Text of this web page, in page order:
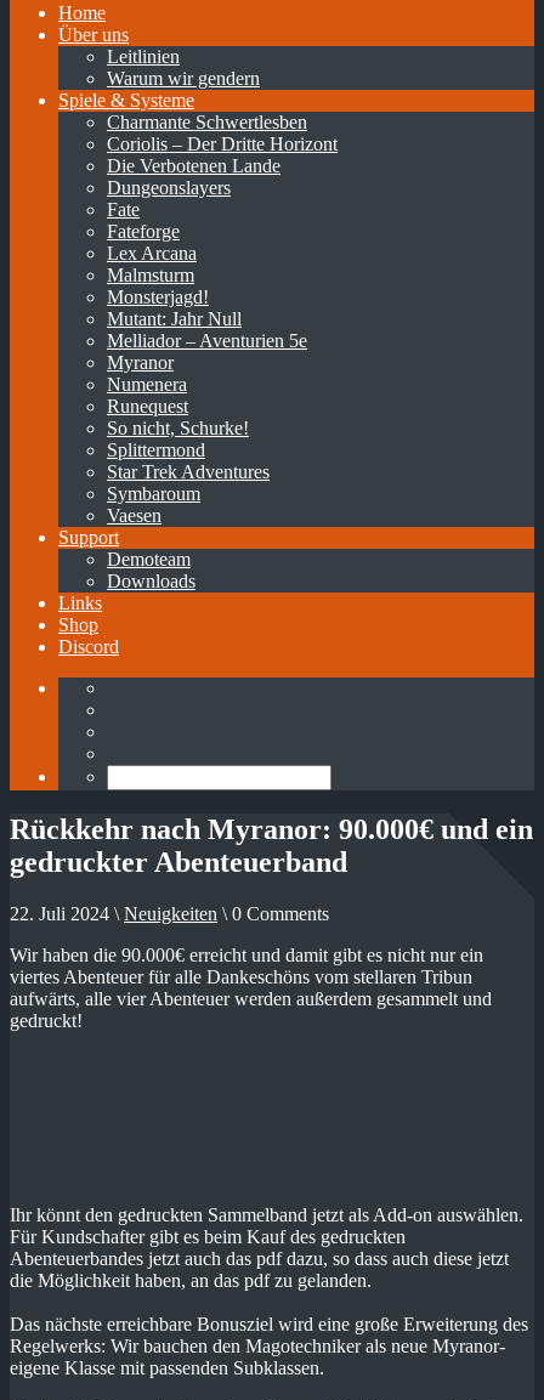
Home
Über uns
Leitlinien
Warum wir gendern
Spiele & Systeme
Charmante Schwertlesben
Coriolis – Der Dritte Horizont
Die Verbotenen Lande
Dungeonslayers
Fate
Fateforge
Lex Arcana
Malmsturm
Monsterjagd!
Mutant: Jahr Null
Melliador – Aventurien 5e
Myranor
Numenera
Runequest
So nicht, Schurke!
Splittermond
Star Trek Adventures
Symbaroum
Vaesen
Support
Demoteam
Downloads
Links
Shop
Discord
Rückkehr nach Myranor: 90.000€ und ein
gedruckter Abenteuerband
22. Juli 2024 \ Neuigkeiten \ 0 Comments
Wir haben die 90.000€ erreicht und damit gibt es nicht nur ein
viertes Abenteuer für alle Dankeschöns vom stellaren Tribun
aufwärts, alle vier Abenteuer werden außerdem gesammelt und
gedruckt!
Ihr könnt den gedruckten Sammelband jetzt als Add-on auswählen.
Für Kundschafter gibt es beim Kauf des gedruckten
Abenteuerbandes jetzt auch das pdf dazu, so dass auch diese jetzt
die Möglichkeit haben, an das pdf zu gelanden.
Das nächste erreichbare Bonusziel wird eine große Erweiterung des
Regelwerks: Wir bauchen den Magotechniker als neue Myranor-
eigene Klasse mit passenden Subklassen.